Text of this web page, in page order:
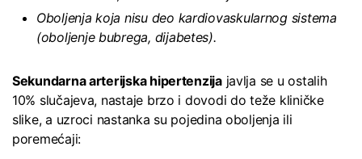
Oboljenja koja nisu deo kardiovaskularnog sistema
(oboljenje bubrega, dijabetes).
Sekundarna arterijska hipertenzijajavlja se u ostalih
10% slučajeva, nastaje brzo i dovodi do teže kliničke
slike, a uzroci nastanka su pojedina oboljenja ili
poremećaji: